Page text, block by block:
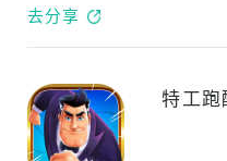
去分享
特工跑